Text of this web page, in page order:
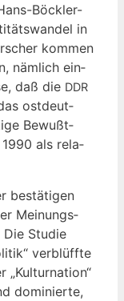
Böck­ler-
in
kom­men
näm­lich ein­
daß die DDR
ost­deut­
Bewußt­
1990 als rela­
bestä­ti­gen
Mei­nungs­
Stu­die
ver­blüff­te
„Kul­tur­na­ti­on“
domi­nier­te,